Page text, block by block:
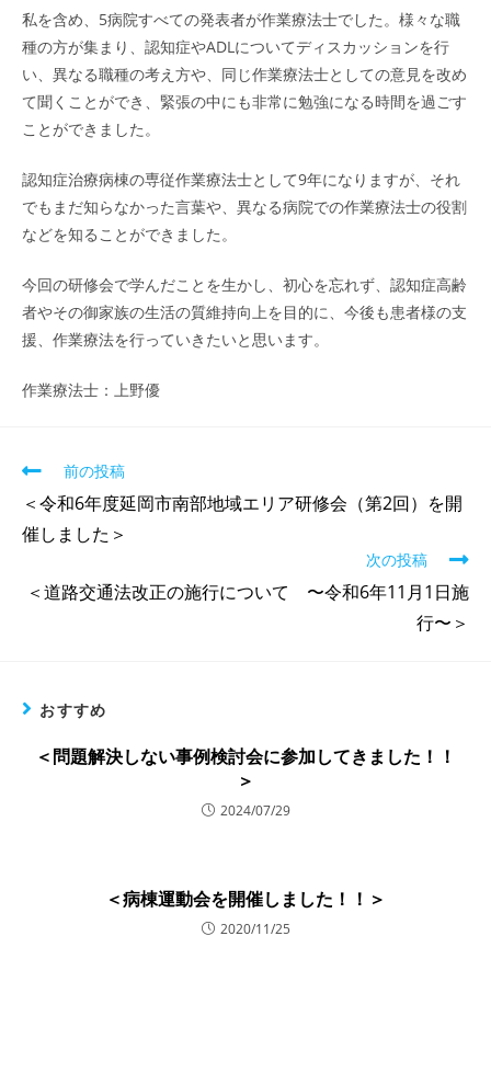
私を含め、5病院すべての発表者が作業療法士でした。様々な職
種の方が集まり、認知症やADLについてディスカッションを行
い、異なる職種の考え方や、同じ作業療法士としての意見を改め
て聞くことができ、緊張の中にも非常に勉強になる時間を過ごす
ことができました。
認知症治療病棟の専従作業療法士として9年になりますが、それ
でもまだ知らなかった言葉や、異なる病院での作業療法士の役割
などを知ることができました。
今回の研修会で学んだことを生かし、初心を忘れず、認知症高齢
者やその御家族の生活の質維持向上を目的に、今後も患者様の支
援、作業療法を行っていきたいと思います。
作業療法士：上野優
前の投稿
＜令和6年度延岡市南部地域エリア研修会（第2回）を開
催しました＞
次の投稿
＜道路交通法改正の施行について 〜令和6年11月1日施
行〜＞
おすすめ
＜問題解決しない事例検討会に参加してきました！！
＞
2024/07/29
＜病棟運動会を開催しました！！＞
2020/11/25